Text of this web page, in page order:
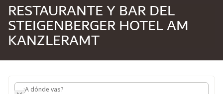
RESTAURANTE Y BAR DEL
STEIGENBERGER HOTEL AM
KANZLERAMT
¿A dónde vas?
¿A dónde vas?